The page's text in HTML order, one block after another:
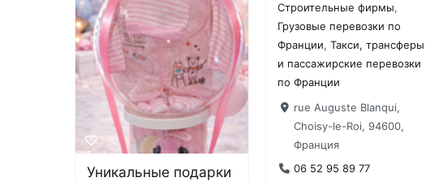
Строительные фирмы,
Грузовые перевозки по
Франции,Такси, трансферы
и пассажирские перевозки
по Франции
rue Auguste Blanqui,
Choisy-le-Roi, 94600,
Франция
06 52 95 89 77
Уникальные подарки